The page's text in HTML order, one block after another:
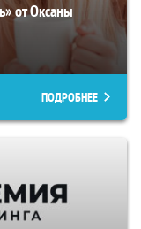
от Оксаны
ПОДРОБНЕЕ